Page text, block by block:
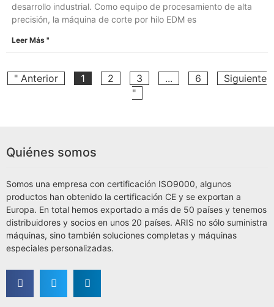
desarrollo industrial. Como equipo de procesamiento de alta
precisión, la máquina de corte por hilo EDM es
Leer Más "
" Anterior 1 2 3 ... 6
Siguiente
"
Quiénes somos
Somos una empresa con certificación ISO9000, algunos
productos han obtenido la certificación CE y se exportan a
Europa. En total hemos exportado a más de 50 países y tenemos
distribuidores y socios en unos 20 países. ARIS no sólo suministra
máquinas, sino también soluciones completas y máquinas
especiales personalizadas.